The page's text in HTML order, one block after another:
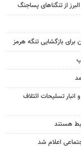
از تنگناهای پساجنگ
بازگشایی تنگه هرمز
تسلیحات ائتلاف
اعلام شد